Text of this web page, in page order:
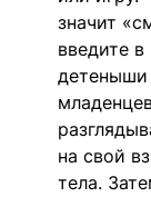
значит
введите
детеныши
на свой
тела.